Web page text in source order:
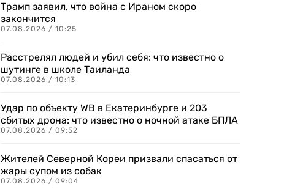
Трамп заявил, что война с Ираном скоро
закончится
07.08.2026 / 10:25
Расстрелял людей и убил себя: что известно о
шутинге в школе Таиланда
07.08.2026 / 10:13
Удар по объекту WB в Екатеринбурге и 203
сбитых дрона: что известно о ночной атаке БПЛА
07.08.2026 / 09:52
Жителей Северной Кореи призвали спасаться от
жары супом из собак
07.08.2026 / 09:04